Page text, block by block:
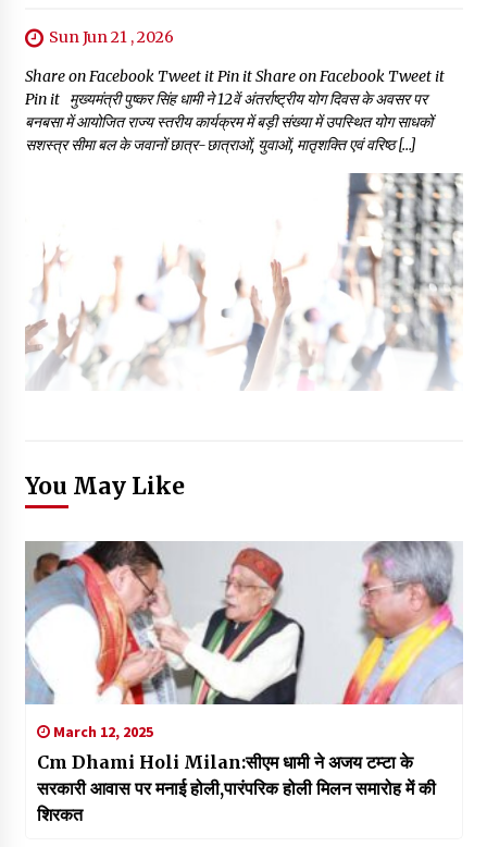
Sun Jun 21 , 2026
Share on Facebook Tweet it Pin it Share on Facebook Tweet it
Pin it मुख्यमंत्री पुष्कर सिंह धामी ने 12वें अंतर्राष्ट्रीय योग दिवस के अवसर पर
बनबसा में आयोजित राज्य स्तरीय कार्यक्रम में बड़ी संख्या में उपस्थित योग साधकों
सशस्त्र सीमा बल के जवानों छात्र-छात्राओं, युवाओं, मातृशक्ति एवं वरिष्ठ […]
You May Like
March 12, 2025
Cm Dhami Holi Milan:सीएम धामी ने अजय टम्टा के
सरकारी आवास पर मनाई होली,पारंपरिक होली मिलन समारोह में की
शिरकत